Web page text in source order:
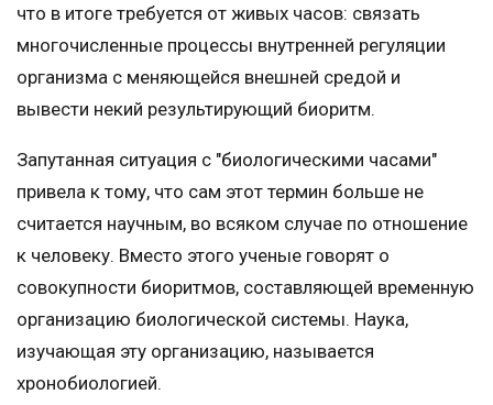
что в итоге требуется от живых часов: связать
многочисленные процессы внутренней регуляции
организма с меняющейся внешней средой и
вывести некий результирующий биоритм.
Запутанная ситуация с "биологическими часами"
привела к тому, что сам этот термин больше не
считается научным, во всяком случае по отношение
к человеку. Вместо этого ученые говорят о
совокупности биоритмов, составляющей временную
организацию биологической системы. Наука,
изучающая эту организацию, называется
хронобиологией.